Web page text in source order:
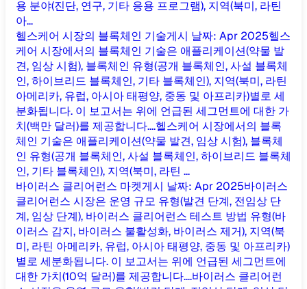
용 분야(진단, 연구, 기타 응용 프로그램), 지역(북미, 라틴
아...
헬스케어 시장의 블록체인 기술게시 날짜: Apr 2025헬스
케어 시장에서의 블록체인 기술은 애플리케이션(약물 발
견, 임상 시험), 블록체인 유형(공개 블록체인, 사설 블록체
인, 하이브리드 블록체인, 기타 블록체인), 지역(북미, 라틴
아메리카, 유럽, 아시아 태평양, 중동 및 아프리카)별로 세
분화됩니다. 이 보고서는 위에 언급된 세그먼트에 대한 가
치(백만 달러)를 제공합니다....헬스케어 시장에서의 블록
체인 기술은 애플리케이션(약물 발견, 임상 시험), 블록체
인 유형(공개 블록체인, 사설 블록체인, 하이브리드 블록체
인, 기타 블록체인), 지역(북미, 라틴 ...
바이러스 클리어런스 마켓게시 날짜: Apr 2025바이러스
클리어런스 시장은 운영 규모 유형(발견 단계, 전임상 단
계, 임상 단계), 바이러스 클리어런스 테스트 방법 유형(바
이러스 감지, 바이러스 불활성화, 바이러스 제거), 지역(북
미, 라틴 아메리카, 유럽, 아시아 태평양, 중동 및 아프리카)
별로 세분화됩니다. 이 보고서는 위에 언급된 세그먼트에
대한 가치(10억 달러)를 제공합니다....바이러스 클리어런